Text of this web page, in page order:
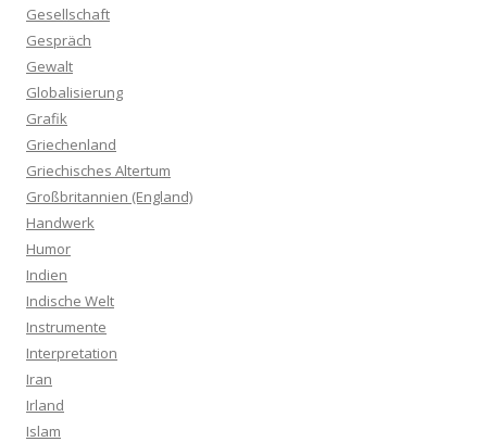
Gesellschaft
Gespräch
Gewalt
Globalisierung
Grafik
Griechenland
Griechisches Altertum
Großbritannien (England)
Handwerk
Humor
Indien
Indische Welt
Instrumente
Interpretation
Iran
Irland
Islam